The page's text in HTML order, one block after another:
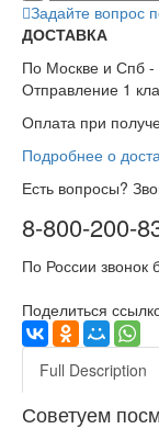
Задайте вопрос
ДОСТАВКА
По Москве и Спб -
Отправление 1
Оплата при
Подробнее о
Есть вопросы?
8-800-200-
По России звонок
Поделиться
Full Description
Советуем